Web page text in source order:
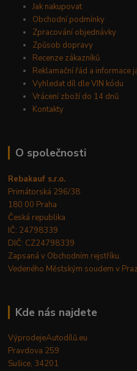
Jak nakupovat
Obchodní podmínky
Zpracování objednávky
Způsob dopravy
Recenze zákazníků
Reklamační řád a informace
Vyhledat díl dle VIN kódu
Vrácení zboží do 14 dnů
Kontakty
O společnosti
Rebakauf s.r.o.
Primátorská 296/38
180 00 Praha
Česká republika
IČ: 24798339
DIČ: CZ24798339
Zapsaná v Obchodním rejstříku.
Vedeného Městským soudem v
Kde nás najdete
VýprodejeAutodílů.eu
Pravdova 259
Sušice, 34201